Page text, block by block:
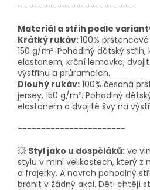
-------------------------
Materiál a střih podle
Krátký rukáv:100%
150 g/m². Pohodlný dětský
elastanem, krční lemovka,
výstřihu a průramcích.
Dlouhý rukáv: 100% česaná
jersey, 150 g/m². Pohodlný
elastanem a dvojité švy na
-----------------------
💥 Styl jako u dospěláků: ve
stylu v mini velikostech, který z
a frajerky. A navrch pohodlný
bránit v žádný akci. Děti chtějí